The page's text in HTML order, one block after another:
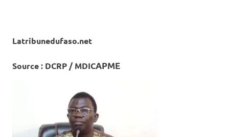
Latribunedufaso.net
Source : DCRP / MDICAPME